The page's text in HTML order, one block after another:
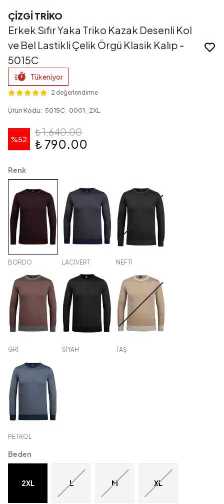
ÇİZGİ TRİKO
Erkek Sıfır Yaka Triko Kazak Desenli Kol
ve Bel Lastikli Çelik Örgü Klasik Kalıp -
5015C
Tükeniyor
2 değerlendirme
Ürün Kodu: 5015C_0001_2XL
%52
₺ 1,640.00
₺ 790.00
Renk
BORDO LACİVERT NEFTİ
GRİ SİYAH TAŞ
PETROL
Beden
2XL L M XL